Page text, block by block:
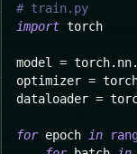
# train.py
import torch
model = torch. nn.
optimizer =
dataloader =
for epoch in